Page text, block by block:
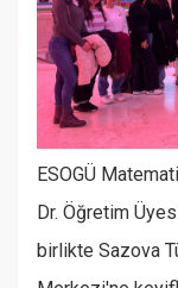
ESOGÜ
Dr. Öğretim
birlikte Sazova